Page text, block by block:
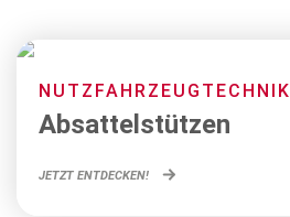
NUTZFAHRZEUGTECHNIK
Absattelstützen
JETZT ENTDECKEN!